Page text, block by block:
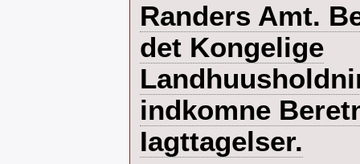
‎Randers Amt.
det Kongelige
indkomne
Iagttagelser.‎